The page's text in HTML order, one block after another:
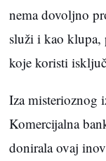
nema dovoljno
služi i kao klupa,
koje koristi
Iza misterioznog
Komercijalna
donirala ovaj